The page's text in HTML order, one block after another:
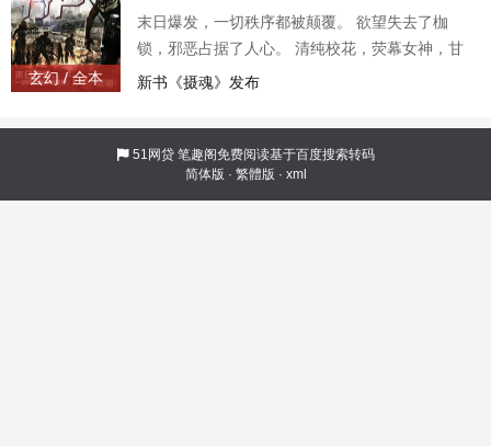
玄幻 / 全本
末日爆发，一切秩序都被颠覆。 欲望失去了枷
锁，邪恶占据了人心。 清纯校花，荧幕女神，甘
愿被奴役；高傲御姐，冷艳女王，沦为强者玩
爱情，尊严，道德，在生存面前被践踏的不堪一
击。 杀戮初始，黑暗降临。弱者只有被淘汰，强
者才能生存。 我不愿做一具只会行走的丧尸，唯
有拿起武器…… 100金钻加更一章；推荐，收藏
新书《摄魂》发布
51网贷笔趣阁免费阅读基于百度搜索转码
简体版 · 繁體版 · xml